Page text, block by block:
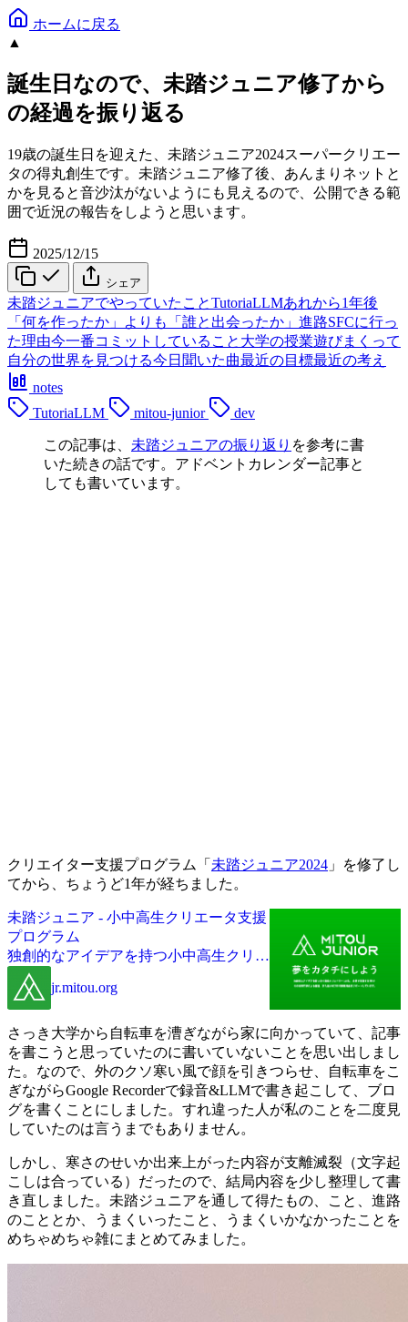
ホームに戻る
▲
誕生日なので、未踏ジュニア修了から
の経過を振り返る
19歳の誕生日を迎えた、未踏ジュニア2024スーパークリエー
タの得丸創生です。未踏ジュニア修了後、あんまりネットと
かを見ると音沙汰がないようにも見えるので、公開できる範
囲で近況の報告をしようと思います。
2025/12/15
シェア
未踏ジュニアでやっていたことTutoriaLLMあれから1年後
「何を作ったか」よりも「誰と出会ったか」 進路SFCに行っ
た理由今一番コミットしていること 大学の授業遊びまくって
自分の世界を見つける今日聞いた曲最近の目標最近の考え
notes
TutoriaLLM
mitou-junior dev
この記事は、 未踏ジュニアの振り返り を参考に書
いた続きの話です。アドベントカレンダー記事と
しても書いています。
クリエイター支援プログラム「 未踏ジュニア2024 」を修了し
てから、ちょうど1年が経ちました。
未踏ジュニア - 小中高生クリエータ支援
プログラム
独創的なアイデアを持つ小中高生クリエ
ータに対し、各界で活躍するメンターや
その他専門家による指導、また最大50万
円の開発資金の援助を行います。
jr.mitou.org
さっき大学から自転車を漕ぎながら家に向かっていて、記事
を書こうと思っていたのに書いていないことを思い出しまし
た。なので、外のクソ寒い風で顔を引きつらせ、自転車をこ
ぎながらGoogle Recorderで録音&LLMで書き起こして、ブロ
グを書くことにしました。すれ違った人が私のことを二度見
していたのは言うまでもありません。
しかし、寒さのせいか出来上がった内容が支離滅裂（文字起
こしは合っている）だったので、結局内容を少し整理して書
き直しました。未踏ジュニアを通して得たもの、こと、進路
のこととか、うまくいったこと、うまくいかなかったことを
めちゃめちゃ雑にまとめてみました。